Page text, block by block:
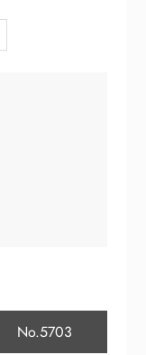
No.5703